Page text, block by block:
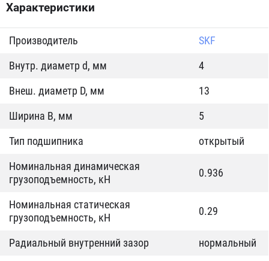
Характеристики
Производитель
SKF
Внутр. диаметр d, мм
4
Внеш. диаметр D, мм
13
Ширина B, мм
5
Тип подшипника
открытый
Номинальная динамическая
грузоподъемность, кН
0.936
Номинальная статическая
грузоподъемность, кН
0.29
Радиальный внутренний зазор
нормальный